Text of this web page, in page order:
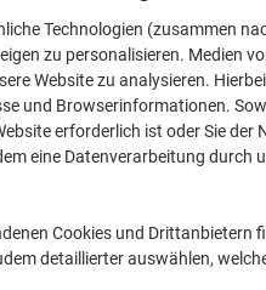
Mehr Kaufen,Mehr Sparen
CHF 14.45
pro Pack
Menge exkl. MwSt
Pack
Technologien (zusammen
zu personalisieren. Medien
Website zu analysieren.
und Browserinformationen.
erforderlich ist oder Sie der
eine Datenverarbeitung durch
Cookies und Drittanbietern
detaillierter auswählen,